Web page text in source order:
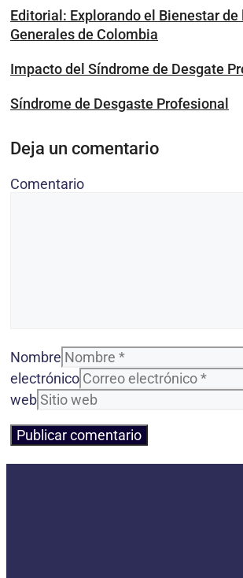
Editorial: Explorando el Bienestar
Generales de Colombia
Impacto del Síndrome de Desgate
Síndrome de Desgaste Profesional
Deja un comentario
Comentario
Nombre
electrónico
web